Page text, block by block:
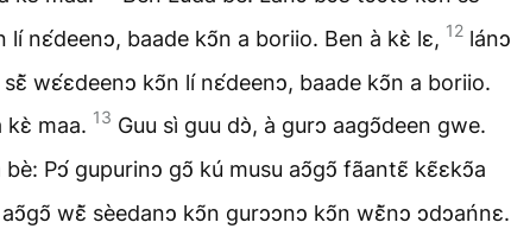
lí nɛ́deenↄ, baade kↄ̃n a boriio. Ben à kɛ̀ lɛ, 12 lánↄ
wɛ́ɛdeenↄ kↄ̃n lí nɛ́deenↄ, baade kↄ̃n a boriio.
kɛ̀ maa. 13 Guu sì guu dↄ̀, à gurↄ aagↄ̃deen gwe.
bè: Pↄ́ gupurinↄ gↄ̃ kú musu aↄ̃gↄ̃ fãantɛ̃ kɛ̃ɛkↄ̃a
wɛ̃̀ sèedanↄ kↄ̃n gurↄↄnↄ kↄ̃n wɛ̃̀nↄ ↄdↄańnɛ.